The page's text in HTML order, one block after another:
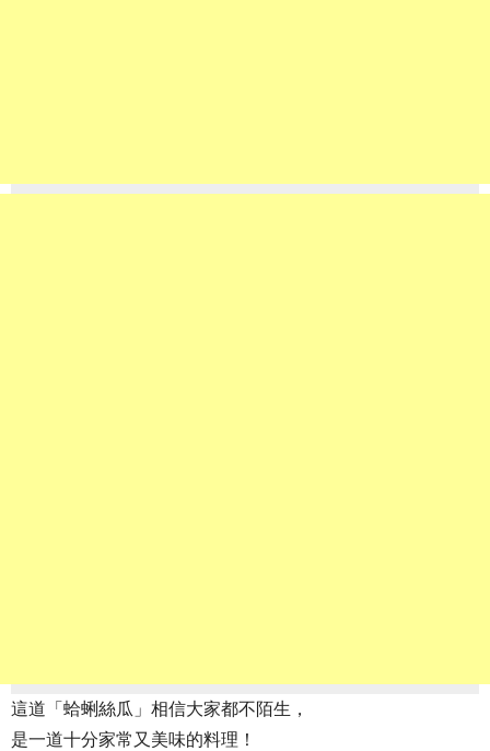
這道「蛤蜊絲瓜」相信大家都不陌生，
是一道十分家常又美味的料理！